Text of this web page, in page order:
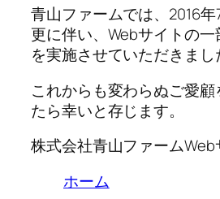
青山ファームでは、2016
更に伴い、Webサイトの
を実施させていただきまし
これからも変わらぬご愛
たら幸いと存じます。
株式会社青山ファームWeb
ホーム